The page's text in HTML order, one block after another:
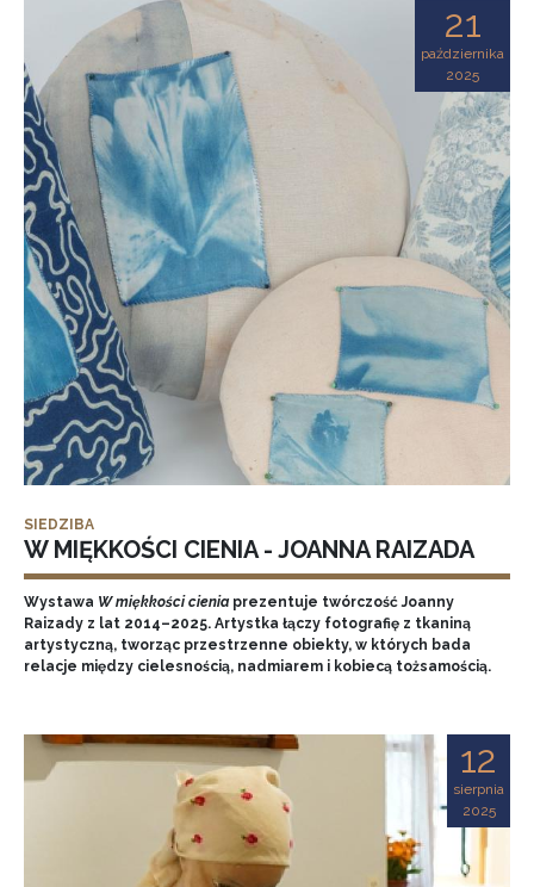
21
października
2025
SIEDZIBA
W MIĘKKOŚCI CIENIA - JOANNA RAIZADA
Wystawa W miękkości cieniaprezentuje twórczość Joanny
Raizady z lat 2014–2025. Artystka łączy fotografię z tkaniną
artystyczną, tworząc przestrzenne obiekty, w których bada
relacje między cielesnością, nadmiarem i kobiecą tożsamością.
12
sierpnia
2025